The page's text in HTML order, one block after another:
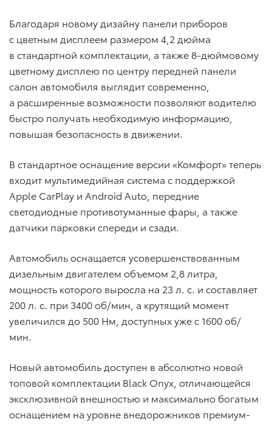
Благодаря новому дизайну панели приборов
с цветным дисплеем размером 4,2 дюйма
в стандартной комплектации, а также 8-дюймовому
цветному дисплею по центру передней панели
салон автомобиля выглядит современно,
а расширенные возможности позволяют водителю
быстро получать необходимую информацию,
повышая безопасность в движении.
В стандартное оснащение версии «Комфорт» теперь
входит мультимедийная система с поддержкой
Apple CarPlay и Android Auto, передние
светодиодные противотуманные фары, а также
датчики парковки спереди и сзади.
Автомобиль оснащается усовершенствованным
дизельным двигателем объемом 2,8 литра,
мощность которого выросла на 23 л. с. и составляет
200 л. с. при 3400 об/мин, а крутящий момент
увеличился до 500 Нм, доступных уже с 1600 об/
мин.
Новый автомобиль доступен в абсолютно новой
топовой комплектации Black Onyx, отличающейся
эксклюзивной внешностью и максимально богатым
оснащением на уровне внедорожников премиум-